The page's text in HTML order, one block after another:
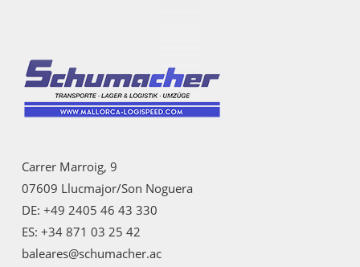
Carrer Marroig, 9
07609 Llucmajor/Son Noguera
DE: +49 2405 46 43 330
ES: +34 871 03 25 42
baleares@schumacher.ac